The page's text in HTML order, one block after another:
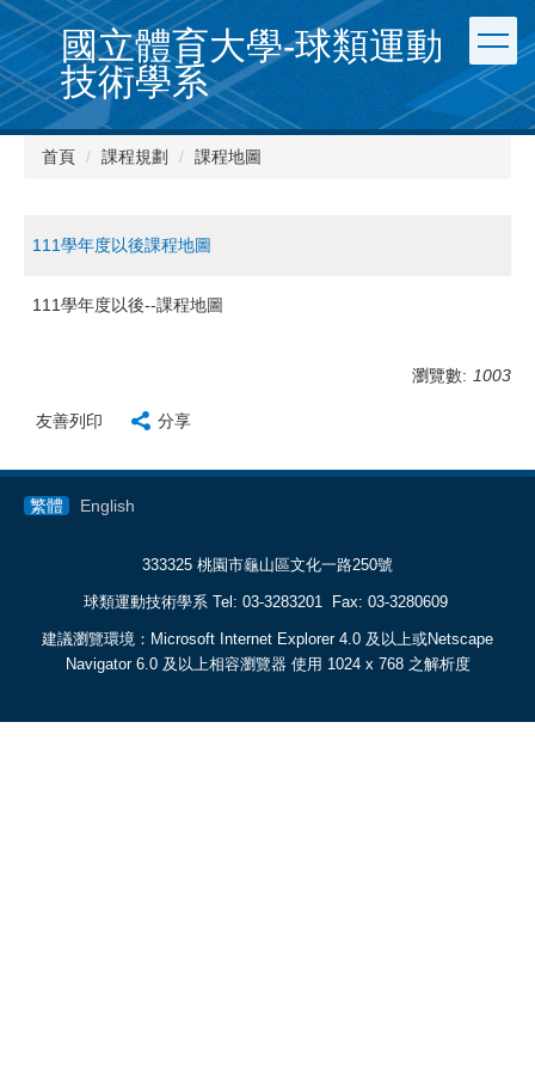
跳
到
主
要
內
國立體育大學-球類運動
技術學系
首頁 課程規劃 課程地圖
111學年度以後課程地圖
111學年度以後--課程地圖
瀏覽數: 1003
友善列印 分享
繁體 English
333325 桃園市龜山區文化一路250號
球類運動技術學系 Tel: 03-3283201 Fax: 03-3280609
建議瀏覽環境：Microsoft Internet Explorer 4.0 及以上或Netscape
Navigator 6.0 及以上相容瀏覽器 使用 1024 x 768 之解析度